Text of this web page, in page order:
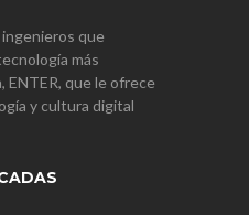
que
más
ENTER, que le ofrece
y cultura digital